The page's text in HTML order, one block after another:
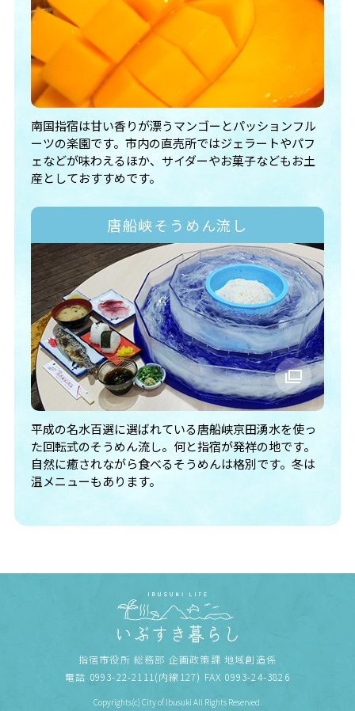
南国指宿は甘い香りが漂うマンゴーとパッションフル
ーツの楽園です。市内の直売所ではジェラートやパフ
ェなどが味わえるほか、サイダーやお菓子などもお土
産としておすすめです。
唐船峡そうめん流し
平成の名水百選に選ばれている唐船峡京田湧水を使っ
た回転式のそうめん流し。何と指宿が発祥の地です。
自然に癒されながら食べるそうめんは格別です。冬は
温メニューもあります。
指宿市役所 総務部 企画政策課 地域創造係
電話 0993-22-2111(内線127) FAX 0993-24-3826
Copyrights(c) City of Ibusuki All Rights Reserved.